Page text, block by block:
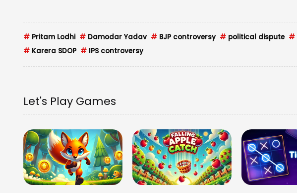
# Pritam Lodhi # Damodar Yadav # BJP controversy # political dispute #
# Karera SDOP # IPS controversy
Let's Play Games